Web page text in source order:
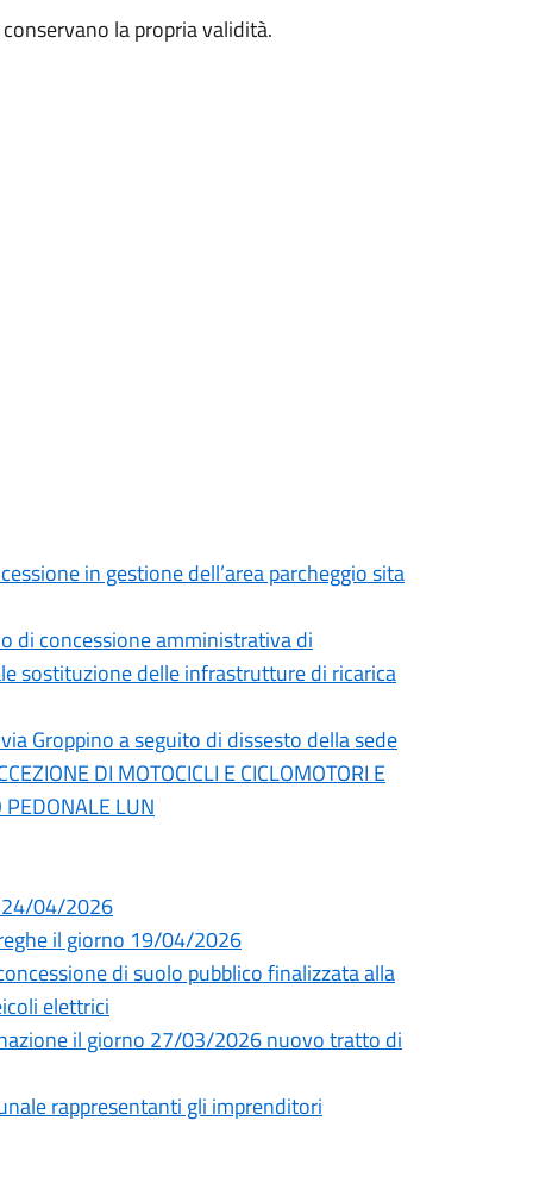
la propria validità.
in gestione dell’area parcheggio sita
di concessione amministrativa di
sostituzione delle infrastrutture di ricarica
Groppino a seguito di dissesto della sede
DI MOTOCICLI E CICLOMOTORI E
PEDONALE LUN
24/04/2026
il giorno 19/04/2026
di suolo pubblico finalizzata alla
elettrici
il giorno 27/03/2026 nuovo tratto di
rappresentanti gli imprenditori